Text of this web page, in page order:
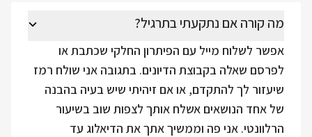
מה קורה אם נתקעתי בתרגיל?
אפשר לשלוח מייל עם הפיתרון החלקי שכתבת או
לפרסם שאלה בקבוצת הדיונים. בתגובה אני שולח רמז
שיעזור לך להתקדם, או אם זיהיתי שיש בעיה בהבנה
של אחד הנושאים אשלח אותך לצפות שוב בשיעור
הרלוונטי. אני פה וממשיך אתך את הדיאלוג עד